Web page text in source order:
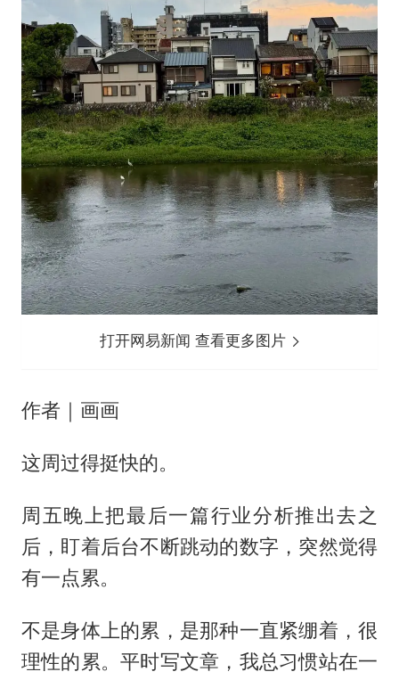
打开网易新闻 查看更多图片
作者｜画画
这周过得挺快的。
周五晚上把最后一篇行业分析推出去之
后，盯着后台不断跳动的数字，突然觉得
有一点累。
不是身体上的累，是那种一直紧绷着，很
理性的累。平时写文章，我总习惯站在一